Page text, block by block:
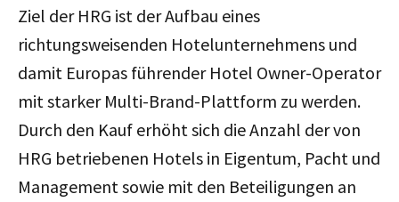
Ziel der HRG ist der Aufbau eines
richtungsweisenden Hotelunternehmens und
damit Europas führender Hotel Owner-Operator
mit starker Multi-Brand-Plattform zu werden.
Durch den Kauf erhöht sich die Anzahl der von
HRG betriebenen Hotels in Eigentum, Pacht und
Management sowie mit den Beteiligungen an